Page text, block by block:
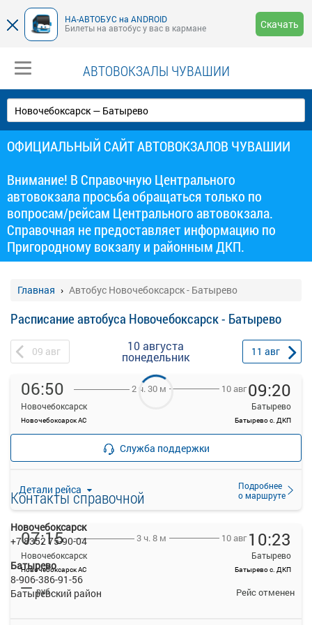
НА-АВТОБУС на ANDROID
Билеты на автобус у вас в кармане
Скачать
АВТОВОКЗАЛЫ ЧУВАШИИ
ОФИЦИАЛЬНЫЙ САЙТ АВТОВОКЗАЛОВ ЧУВАШИИ
Внимание! В Справочную Центрального
автовокзала просьба обращаться только по
вопросам/рейсам Центрального автовокзала.
Справочная не предоставляет информацию по
Пригородному вокзалу и районным ДКП.
Главная Автобус Новочебоксарск - Батырево
Расписание автобуса Новочебоксарск - Батырево
09 авг 10 августа
понедельник 11 авг
06:50
Новочебоксарск
Новочебоксарск АС
2 ч. 30 м 10 авг09:20
Батырево
Батырево с. ДКП
Детали рейса
Подробнее
о маршруте
—
Продажа билетов
прекращена
07:15
Новочебоксарск
Новочебоксарск АС
3 ч. 8 м 10 авг 10:23
Батырево
Батырево с. ДКП
— руб. Рейс отменен
Служба поддержки
Контакты справочной
Новочебоксарск
+7 8352 75-90-04
Батырево
8-906-386-91-56
Батыревский район